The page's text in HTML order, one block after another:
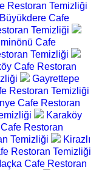
Restoran Temizliği
Büyükdere Cafe
Temizliği
Cafe
Temizliği
Cafe Restoran
Gayrettepe
Restoran Temizliği
Cafe Restoran
Karaköy
Restoran
Temizliği
Kirazlı
Restoran Temizliği
Cafe Restoran